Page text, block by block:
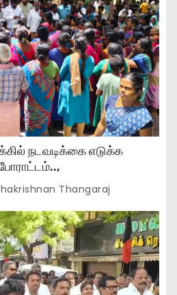
நடவடிக்கை எடுக்க
போராட்டம்..,
Thangaraj